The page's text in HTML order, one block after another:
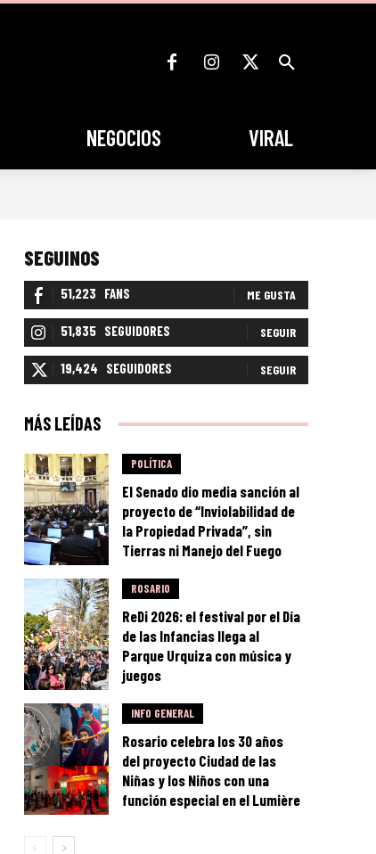
NEGOCIOS VIRAL
SEGUINOS
51,223 FANS ME GUSTA
51,835 SEGUIDORES SEGUIR
19,424 SEGUIDORES SEGUIR
MÁS LEÍDAS
POLÍTICA
El Senado dio media sanción al
proyecto de “Inviolabilidad de
la Propiedad Privada”, sin
Tierras ni Manejo del Fuego
ROSARIO
ReDi 2026: el festival por el Día
de las Infancias llega al
Parque Urquiza con música y
juegos
INFO GENERAL
Rosario celebra los 30 años
del proyecto Ciudad de las
Niñas y los Niños con una
función especial en el Lumière